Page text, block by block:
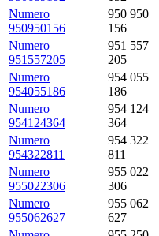
Numero
950950156
950 950
156
Numero
951557205
951 557
205
Numero
954055186
954 055
186
Numero
954124364
954 124
364
Numero
954322811
954 322
811
Numero
955022306
955 022
306
Numero
955062627
955 062
627